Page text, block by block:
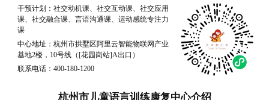
干预计划：社交动机课、社交互动课、社交应用
课、社交融合课、言语沟通课、运动感统专注力
课
中心地址：杭州市拱墅区阿里云智能物联网产业
基地2楼，10号线（[花园岗站]A出口）
联系电话：400-180-1200
杭州市儿童语言训练康复中心介绍